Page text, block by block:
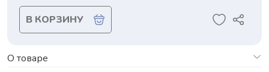
В КОРЗИНУ
О товаре